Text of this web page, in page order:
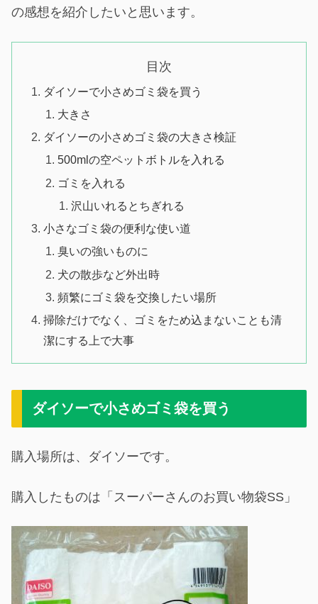
の感想を紹介したいと思います。
目次
ダイソーで小さめゴミ袋を買う
大きさ
ダイソーの小さめゴミ袋の大きさ検証
500mlの空ペットボトルを入れる
ゴミを入れる
沢山いれるとちぎれる
小さなゴミ袋の便利な使い道
臭いの強いものに
犬の散歩など外出時
頻繁にゴミ袋を交換したい場所
掃除だけでなく、ゴミをため込まないことも清
潔にする上で大事
ダイソーで小さめゴミ袋を買う
購入場所は、ダイソーです。
購入したものは「スーパーさんのお買い物袋SS」